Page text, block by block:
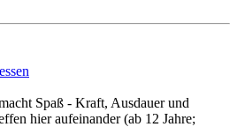
Spaß - Kraft, Ausdauer und
hier aufeinander (ab 12 Jahre;